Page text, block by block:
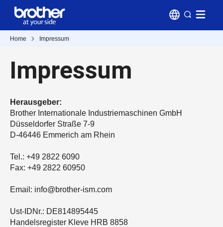
Home Impressum
Impressum
Herausgeber:
Brother Internationale Industriemaschinen GmbH
Düsseldorfer Straße 7-9
D-46446 Emmerich am Rhein
Tel.: +49 2822 6090
Fax: +49 2822 60950
Email: info@brother-ism.com
Ust-IDNr.: DE814895445
Handelsregister Kleve HRB 8858